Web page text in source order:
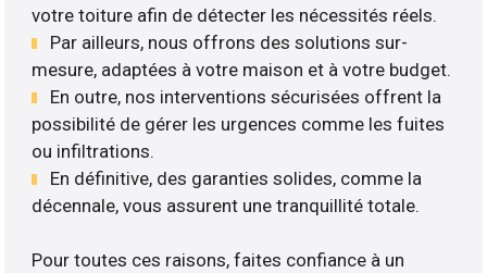
votre toiture afin de détecter les nécessités réels.
Par ailleurs, nous offrons des solutions sur-
mesure, adaptées à votre maison et à votre budget.
En outre, nos interventions sécurisées offrent la
possibilité de gérer les urgences comme les fuites
ou infiltrations.
En définitive, des garanties solides, comme la
décennale, vous assurent une tranquillité totale.
Pour toutes ces raisons, faites confiance à un